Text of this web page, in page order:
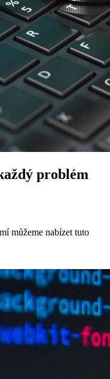
problém
můžeme nabízet tuto